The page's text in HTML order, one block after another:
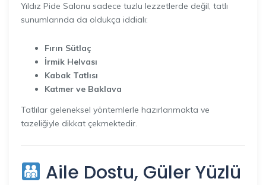
Yıldız Pide Salonu sadece tuzlu lezzetlerde değil, tatlı
sunumlarında da oldukça iddialı:
Fırın Sütlaç
İrmik Helvası
Kabak Tatlısı
Katmer ve Baklava
Tatlılar geleneksel yöntemlerle hazırlanmakta ve
tazeliğiyle dikkat çekmektedir.
Aile Dostu, Güler Yüzlü